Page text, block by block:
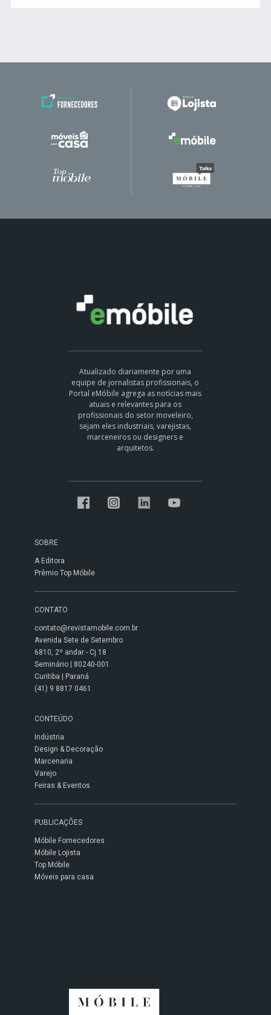
Atualizado diariamente por uma
equipe de jornalistas profissionais, o
Portal eMóbile agrega as notícias mais
atuais e relevantes para os
profissionais do setor moveleiro,
sejam eles industriais, varejistas,
marceneiros ou designers e
arquitetos.
SOBRE
A Editora
Prêmio Top Móbile
CONTATO
contato@revistamobile.com.br
Avenida Sete de Setembro
6810, 2º andar - Cj 18
Seminário | 80240-001
Curitiba | Paraná
(41) 9 8817 0461
CONTEÚDO
Indústria
Design & Decoração
Marcenaria
Varejo
Feiras & Eventos
PUBLICAÇÕES
Móbile Fornecedores
Móbile Lojista
Top Móbile
Móveis para casa